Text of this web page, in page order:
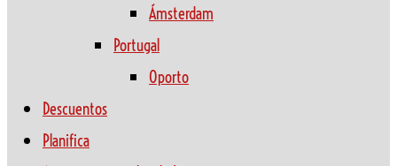
Ámsterdam
Portugal
Oporto
Descuentos
Planifica